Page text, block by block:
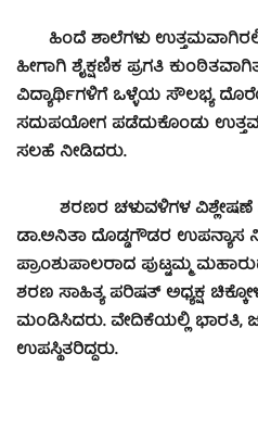
ಹಿಂದೆ ಶಾಲೆಗಳು
ಹೀಗಾಗಿ ಶೈಕ್ಷಣಿಕ ಪ್ರಗತಿ
ವಿದ್ಯಾರ್ಥಿಗಳಿಗೆ ಒಳ್ಳೆಯ ಸೌಲಭ್ಯ
ಸದುಪಯೋಗ ಪಡೆದುಕೊಂಡು
ಸಲಹೆ ನೀಡಿದರು.
ಶರಣರ ಚಳುವಳಿಗಳ ವಿಶ್ಲೇಷಣೆ
ಡಾ.ಅನಿತಾ ದೊಡ್ಡಗೌಡರ ಉಪನ್ಯಾಸ
ಪ್ರಾಂಶುಪಾಲರಾದ ಪುಟ್ಟಮ್ಮ
ಶರಣ ಸಾಹಿತ್ಯ ಪರಿಷತ್ ಅಧ್ಯಕ್ಷ
ಮಂಡಿಸಿದರು. ವೇದಿಕೆಯಲ್ಲಿ ಭಾರತಿ,
ಉಪಸ್ಥಿತರಿದ್ದರು.